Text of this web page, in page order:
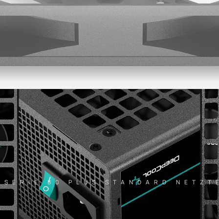
SERIE 80 PLUS STANDARD